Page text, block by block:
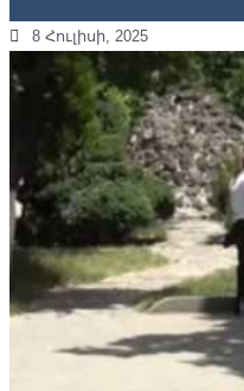
8 Հուլիսի, 2025